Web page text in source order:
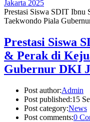
Prestasi Siswa SDIT Ibnu
Taekwondo Piala
Prestasi Siswa
& Perak di
Gubernur DKI
Post author:Admin
Post published:15
Post category:News
Post comments:0